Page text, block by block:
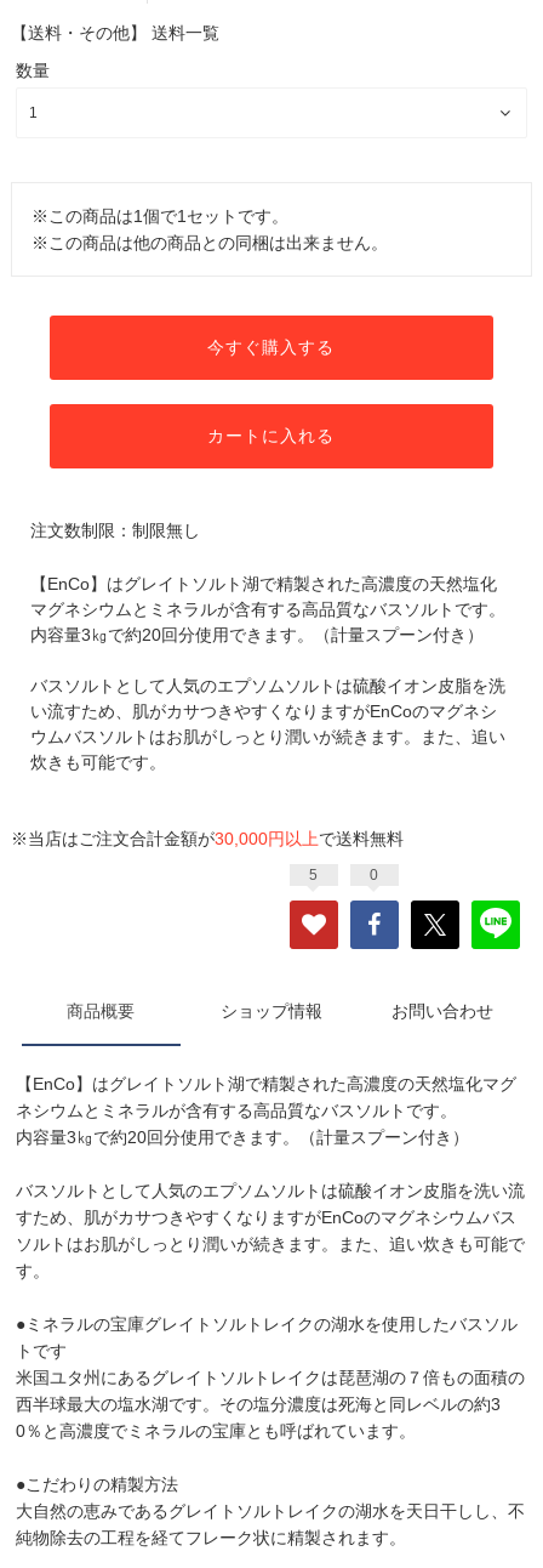
【送料・その他】 送料一覧
数量
※この商品は1個で1セットです。
※この商品は他の商品との同梱は出来ません。
今すぐ購入する
カートに入れる
注文数制限：制限無し
【EnCo】はグレイトソルト湖で精製された高濃度の天然塩化
マグネシウムとミネラルが含有する高品質なバスソルトです。
内容量3㎏で約20回分使用できます。（計量スプーン付き）
バスソルトとして人気のエプソムソルトは硫酸イオン皮脂を洗
い流すため、肌がカサつきやすくなりますがEnCoのマグネシ
ウムバスソルトはお肌がしっとり潤いが続きます。また、追い
炊きも可能です。
※当店はご注文合計金額が30,000円以上で送料無料
5 0
商品概要 ショップ情報 お問い合わせ
【EnCo】はグレイトソルト湖で精製された高濃度の天然塩化マグ
ネシウムとミネラルが含有する高品質なバスソルトです。
内容量3㎏で約20回分使用できます。（計量スプーン付き）
バスソルトとして人気のエプソムソルトは硫酸イオン皮脂を洗い流
すため、肌がカサつきやすくなりますがEnCoのマグネシウムバス
ソルトはお肌がしっとり潤いが続きます。また、追い炊きも可能で
す。
●ミネラルの宝庫グレイトソルトレイクの湖水を使用したバスソル
トです
米国ユタ州にあるグレイトソルトレイクは琵琶湖の７倍もの面積の
西半球最大の塩水湖です。その塩分濃度は死海と同レベルの約3
0％と高濃度でミネラルの宝庫とも呼ばれています。
●こだわりの精製方法
大自然の恵みであるグレイトソルトレイクの湖水を天日干しし、不
純物除去の工程を経てフレーク状に精製されます。